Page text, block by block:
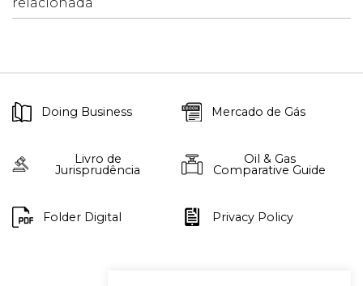
Doing Business Mercado de Gás
Livro de
Jurisprudência
Oil & Gas
Comparative Guide
Folder Digital Privacy Policy